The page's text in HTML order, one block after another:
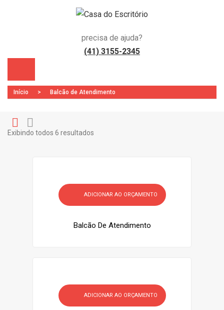
precisa de ajuda?
(41) 3155-2345
Início > Balcão de Atendimento
Exibindo todos 6 resultados
ADICIONAR AO ORÇAMENTO
Balcão De Atendimento
ADICIONAR AO ORÇAMENTO